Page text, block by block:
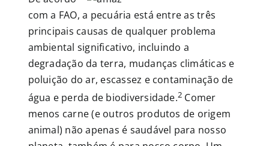
com a FAO, a pecuária está entre as três
principais causas de qualquer problema
ambiental significativo, incluindo a
degradação da terra, mudanças climáticas e
poluição do ar, escassez e contaminação de
água e perda de biodiversidade.2 Comer
menos carne (e outros produtos de origem
animal) não apenas é saudável para nosso